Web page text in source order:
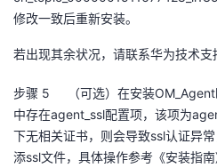
修改一致后重新安装。
若出现其余状况，请联系华为技术支
步骤 5 （可选）在安装OM_Agent
中存在agent_ssl配置项，该项为
下无相关证书，则会导致ssl认证异
添ssl文件，具体操作参考《安装指